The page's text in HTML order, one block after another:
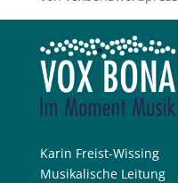
Karin Freist-Wissing
Musikalische Leitung